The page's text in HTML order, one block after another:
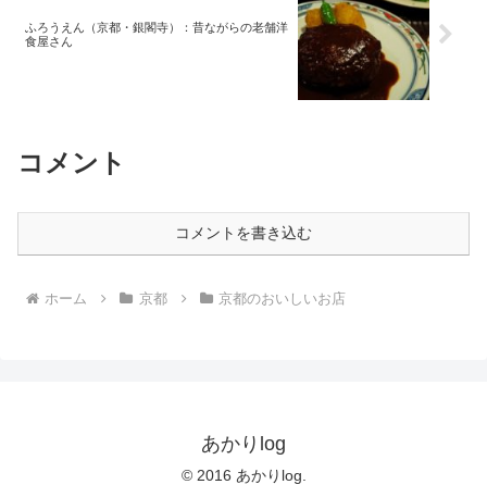
ふろうえん（京都・銀閣寺）：昔ながらの老舗洋
食屋さん
コメント
コメントを書き込む
ホーム 京都 京都のおいしいお店
あかりlog
© 2016 あかりlog.